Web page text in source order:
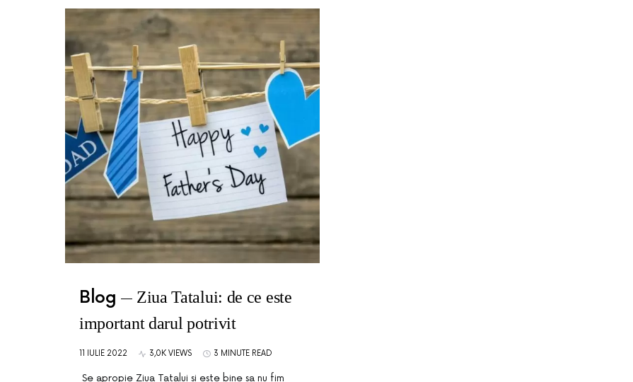
Blog
Ziua Tatalui: de ce este
important darul potrivit
11 IULIE 2022 3,0K VIEWS 3 MINUTE READ
Se apropie Ziua Tatalui si este bine sa nu fim